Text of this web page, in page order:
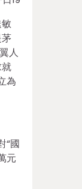
人
為
“國
元